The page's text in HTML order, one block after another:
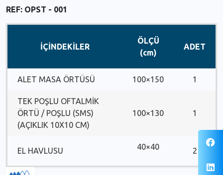
REF: OPST - 001
İÇİNDEKİLER
ÖLÇÜ
(cm)
ADET
ALET MASA ÖRTÜSÜ 100×150 1
TEK POŞLU OFTALMİK
ÖRTÜ / POŞLU (SMS)
(AÇIKLIK 10X10 CM)
100×130 1
EL HAVLUSU 40×40 2